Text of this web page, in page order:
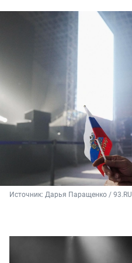
Источник: Дарья Паращенко / 93.RU